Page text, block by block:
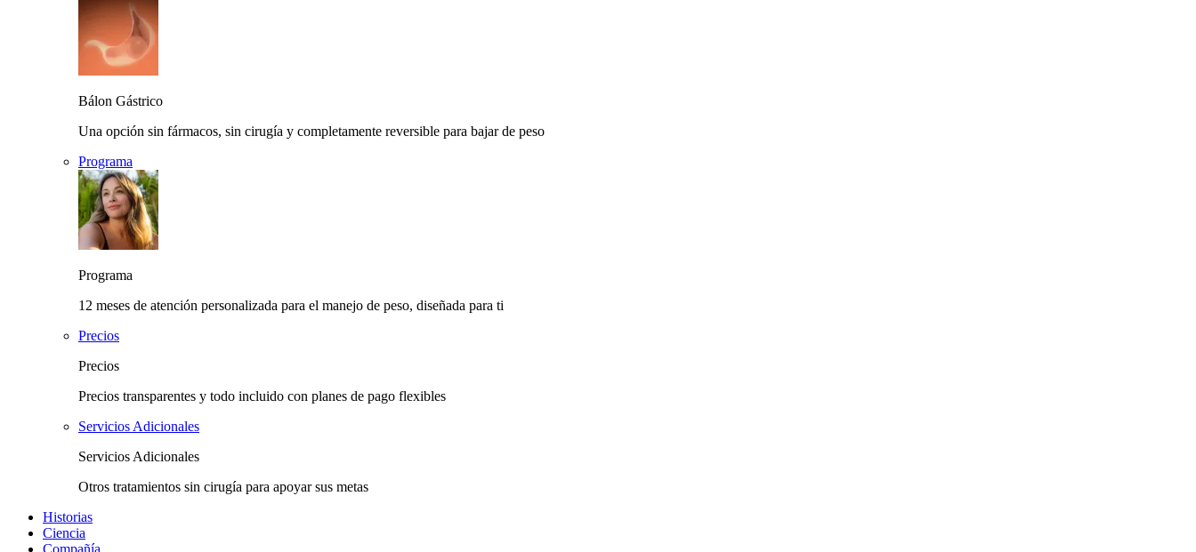
Bálon Gástrico
Una opción sin fármacos, sin cirugía y completamente reversible para bajar de peso
Programa
Programa
12 meses de atención personalizada para el manejo de peso, diseñada para ti
Precios
Precios
Precios transparentes y todo incluido con planes de pago flexibles
Servicios Adicionales
Servicios Adicionales
Otros tratamientos sin cirugía para apoyar sus metas
Historias
Ciencia